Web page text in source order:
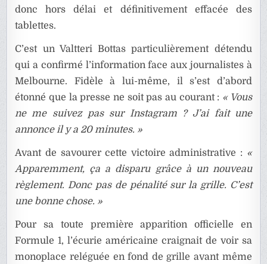
donc hors délai et définitivement effacée des
tablettes.
C’est un Valtteri Bottas particulièrement détendu
qui a confirmé l’information face aux journalistes à
Melbourne. Fidèle à lui-même, il s’est d’abord
étonné que la presse ne soit pas au courant : « Vous
ne me suivez pas sur Instagram ? J’ai fait une
annonce il y a 20 minutes. »
Avant de savourer cette victoire administrative : «
Apparemment, ça a disparu grâce à un nouveau
règlement. Donc pas de pénalité sur la grille. C’est
une bonne chose. »
Pour sa toute première apparition officielle en
Formule 1, l’écurie américaine craignait de voir sa
monoplace reléguée en fond de grille avant même